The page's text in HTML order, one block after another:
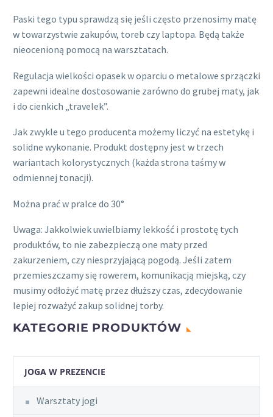
Paski tego typu sprawdzą się jeśli często przenosimy matę
w towarzystwie zakupów, toreb czy laptopa. Będą także
nieocenioną pomocą na warsztatach.
Regulacja wielkości opasek w oparciu o metalowe sprzączki
zapewni idealne dostosowanie zarówno do grubej maty, jak
i do cienkich „travelek”.
Jak zwykle u tego producenta możemy liczyć na estetykę i
solidne wykonanie. Produkt dostępny jest w trzech
wariantach kolorystycznych (każda strona taśmy w
odmiennej tonacji).
Można prać w pralce do 30°
Uwaga: Jakkolwiek uwielbiamy lekkość i prostotę tych
produktów, to nie zabezpieczą one maty przed
zakurzeniem, czy niesprzyjającą pogodą. Jeśli zatem
przemieszczamy się rowerem, komunikacją miejską, czy
musimy odłożyć matę przez dłuższy czas, zdecydowanie
lepiej rozważyć zakup solidnej torby.
KATEGORIE PRODUKTÓW
JOGA W PREZENCIE
Warsztaty jogi